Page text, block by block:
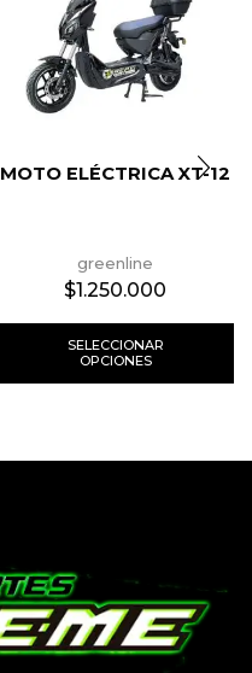
MOTO ELÉCTRICA XT-12
greenline
$1.250.000
SELECCIONAR
OPCIONES